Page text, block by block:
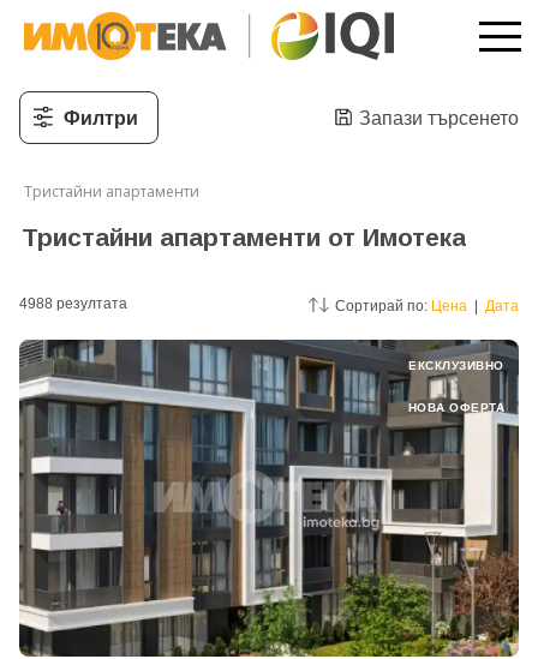
Филтри Запази търсенето
Тристайни апартаменти
Тристайни апартаменти от Имотека
4988 резултатa Сортирай по: Цена Дата
ЕКСКЛУЗИВНО
НОВА ОФЕРТА